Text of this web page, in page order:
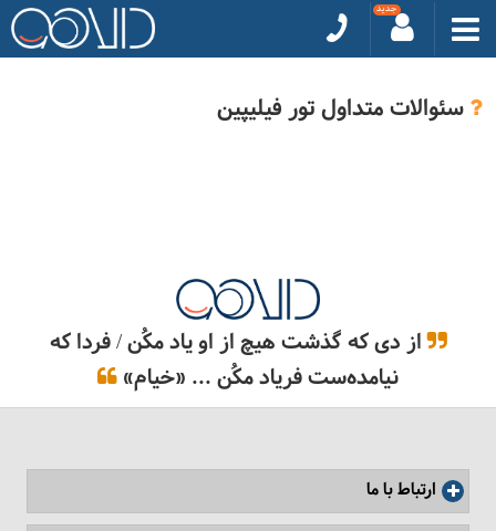
سئوالات متداول تور فیلیپین
از دی که گذشت هیچ از او یاد مکُن / فردا که
نیامده‌ست فریاد مکُن ... «خیام»
ارتباط با ما